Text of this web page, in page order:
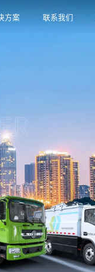
方案 联系我们